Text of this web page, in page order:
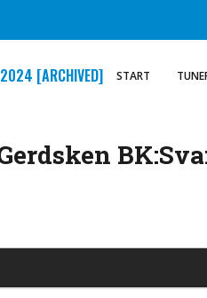
2024 [ARCHIVED] START